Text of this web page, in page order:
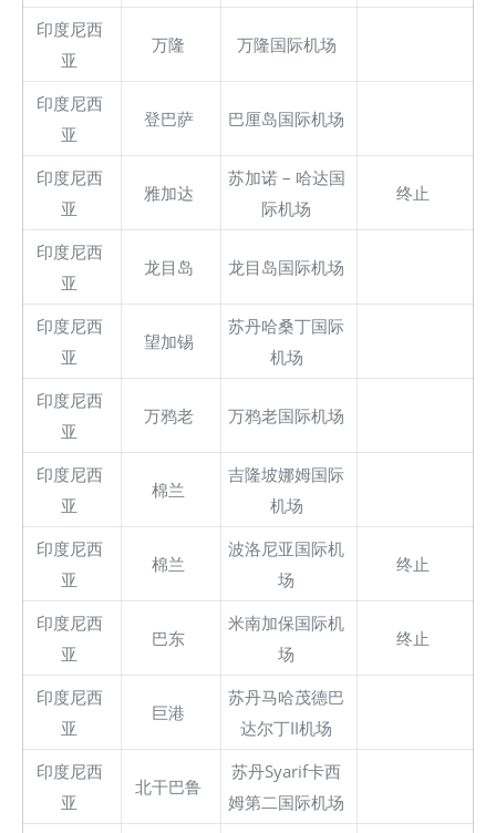
印度尼西
亚
万隆 万隆国际机场
印度尼西
亚
登巴萨 巴厘岛国际机场
印度尼西
亚
雅加达
苏加诺 – 哈达国
际机场
终止
印度尼西
亚
龙目岛 龙目岛国际机场
印度尼西
亚
望加锡
苏丹哈桑丁国际
机场
印度尼西
亚
万鸦老 万鸦老国际机场
印度尼西
亚
棉兰
吉隆坡娜姆国际
机场
印度尼西
亚
棉兰
波洛尼亚国际机
场
终止
印度尼西
亚
巴东
米南加保国际机
场
终止
印度尼西
亚
巨港
苏丹马哈茂德巴
达尔丁II机场
印度尼西
亚
北干巴鲁
苏丹Syarif卡西
姆第二国际机场